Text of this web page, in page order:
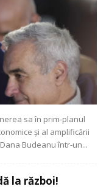
sa în prim-planul
și al amplificării
Budeanu într-un...
la război!